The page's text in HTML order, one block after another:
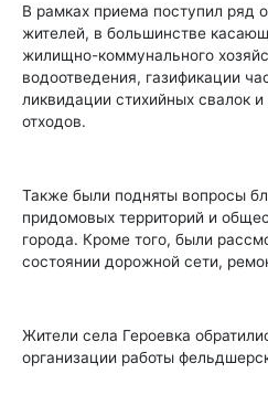
В рамках приема поступил ряд
жителей, в большинстве
жилищно-коммунального
водоотведения, газификации
ликвидации стихийных свалок
отходов.
Также были подняты вопросы
придомовых территорий и
города. Кроме того, были
состоянии дорожной сети,
Жители села Героевка
организации работы